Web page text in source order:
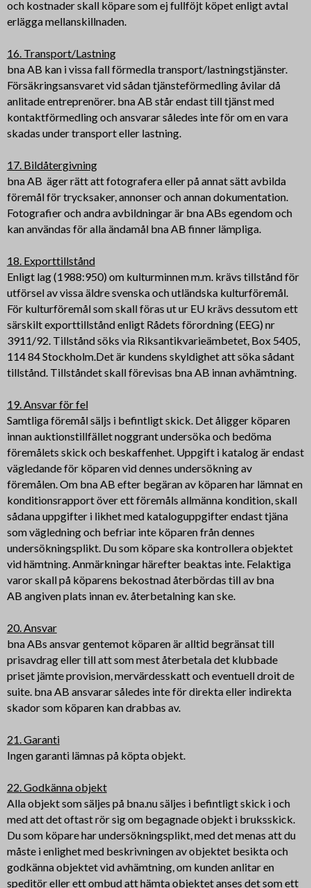
och kostnader skall köpare som ej fullföjt köpet enligt avtal
erlägga mellanskillnaden.
16. Transport/Lastning
bna AB kan i vissa fall förmedla transport/lastningstjänster.
Försäkringsansvaret vid sådan tjänsteförmedling åvilar då
anlitade entreprenörer. bna AB står endast till tjänst med
kontaktförmedling och ansvarar således inte för om en vara
skadas under transport eller lastning.
17. Bildåtergivning
bna AB äger rätt att fotografera eller på annat sätt avbilda
föremål för trycksaker, annonser och annan dokumentation.
Fotografier och andra avbildningar är bna ABs egendom och
kan användas för alla ändamål bna AB finner lämpliga.
18. Exporttillstånd
Enligt lag (1988:950) om kulturminnen m.m. krävs tillstånd för
utförsel av vissa äldre svenska och utländska kulturföremål.
För kulturföremål som skall föras ut ur EU krävs dessutom ett
särskilt exporttillstånd enligt Rådets förordning (EEG) nr
3911/92. Tillstånd söks via Riksantikvarieämbetet, Box 5405,
114 84 Stockholm.Det är kundens skyldighet att söka sådant
tillstånd. Tillståndet skall förevisas bna AB innan avhämtning.
19. Ansvar för fel
Samtliga föremål säljs i befintligt skick. Det åligger köparen
innan auktionstillfället noggrant undersöka och bedöma
föremålets skick och beskaffenhet. Uppgift i katalog är endast
vägledande för köparen vid dennes undersökning av
föremålen. Om bna AB efter begäran av köparen har lämnat en
konditionsrapport över ett föremåls allmänna kondition, skall
sådana uppgifter i likhet med kataloguppgifter endast tjäna
som vägledning och befriar inte köparen från dennes
undersökningsplikt. Du som köpare ska kontrollera objektet
vid hämtning. Anmärkningar härefter beaktas inte. Felaktiga
varor skall på köparens bekostnad återbördas till av bna
AB angiven plats innan ev. återbetalning kan ske.
20. Ansvar
bna ABs ansvar gentemot köparen är alltid begränsat till
prisavdrag eller till att som mest återbetala det klubbade
priset jämte provision, mervärdesskatt och eventuell droit de
suite. bna AB ansvarar således inte för direkta eller indirekta
skador som köparen kan drabbas av.
21. Garanti
Ingen garanti lämnas på köpta objekt.
22. Godkänna objekt
Alla objekt som säljes på bna.nu säljes i befintligt skick i och
med att det oftast rör sig om begagnade objekt i bruksskick.
Du som köpare har undersökningsplikt, med det menas att du
måste i enlighet med beskrivningen av objektet besikta och
godkänna objektet vid avhämtning, om kunden anlitar en
speditör eller ett ombud att hämta objektet anses det som ett